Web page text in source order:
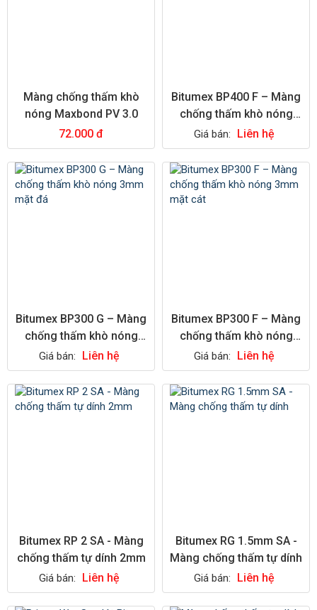
Màng chống thấm khò
nóng Maxbond PV 3.0
72.000 đ
Bitumex BP400 F – Màng
chống thấm khò nóng
4mm mặt cát
Giá bán: Liên hệ
Bitumex BP300 G – Màng
chống thấm khò nóng
3mm mặt đá
Giá bán: Liên hệ
Bitumex BP300 F – Màng
chống thấm khò nóng
3mm mặt cát
Giá bán: Liên hệ
Bitumex RP 2 SA - Màng
chống thấm tự dính 2mm
Giá bán: Liên hệ
Bitumex RG 1.5mm SA -
Màng chống thấm tự dính
Giá bán: Liên hệ